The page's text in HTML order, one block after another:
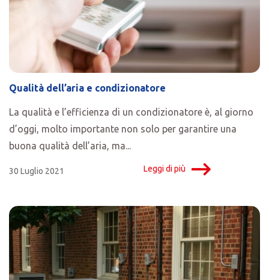
Qualità dell’aria e condizionatore
La qualità e l’efficienza di un condizionatore è, al giorno
d’oggi, molto importante non solo per garantire una
buona qualità dell’aria, ma...
30 Luglio 2021 Leggi di più